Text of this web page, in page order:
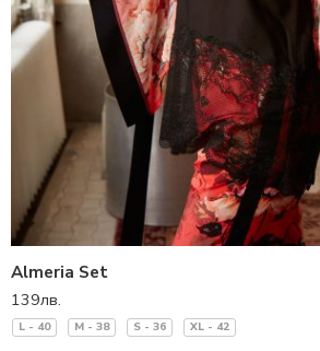
Almeria Set
139лв.
L - 40 M - 38 S - 36 XL - 42